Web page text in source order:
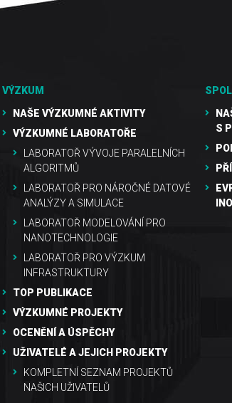
VÝZKUM
NAŠE VÝZKUMNÉ AKTIVITY
VÝZKUMNÉ LABORATOŘE
LABORATOŘ VÝVOJE PARALELNÍCH
ALGORITMŮ
LABORATOŘ PRO NÁROČNÉ DATOVÉ
ANALÝZY A SIMULACE
LABORATOŘ MODELOVÁNÍ PRO
NANOTECHNOLOGIE
LABORATOŘ PRO VÝZKUM
INFRASTRUKTURY
TOP PUBLIKACE
VÝZKUMNÉ PROJEKTY
OCENĚNÍ A ÚSPĚCHY
UŽIVATELÉ A JEJICH PROJEKTY
KOMPLETNÍ SEZNAM PROJEKTŮ
NAŠICH UŽIVATELŮ
S